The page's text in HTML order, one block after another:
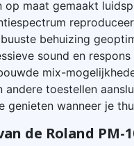
op maat gemaakt
behuizing
sound en respons
mix-
andere toestellen
genieten wanneer je
de Roland PM-